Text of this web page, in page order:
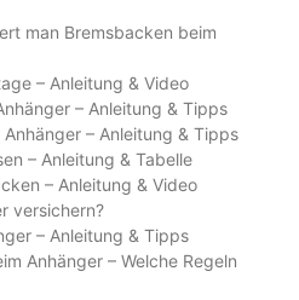
man Bremsbacken beim
– Anleitung & Video
– Anleitung & Tipps
– Anleitung & Tipps
– Anleitung & Tabelle
– Anleitung & Video
versichern?
– Anleitung & Tipps
Anhänger – Welche Regeln